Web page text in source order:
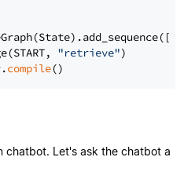
"retrieve")
compile
chatbot. Let's ask the chatbot a